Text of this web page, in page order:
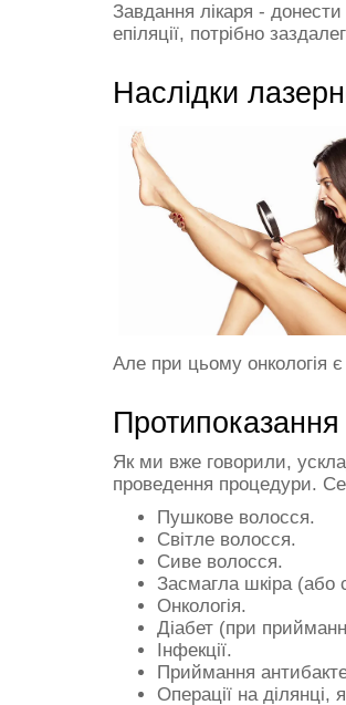
Завдання лікаря -
епіляції, потрібно
Наслідки
Але при цьому онкологія
Протипоказання
Як ми вже говорили,
проведення процедури.
Пушкове волосся.
Світле волосся.
Сиве волосся.
Засмагла шкіра (або
Онкологія.
Діабет (при
Інфекції.
Приймання
Операції на